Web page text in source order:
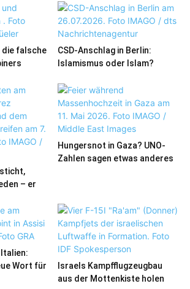
die falsche
CSD-Anschlag in Berlin:
Islamismus oder Islam?
– er
Hungersnot in Gaza? UNO-
Zahlen sagen etwas anderes
Wort für
Israels Kampfflugzeugbau
aus der Mottenkiste holen